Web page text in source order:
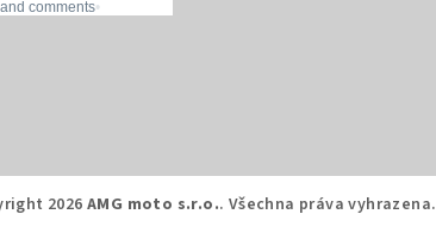
2026 AMG moto s.r.o.. Všechna práva vyhrazena.